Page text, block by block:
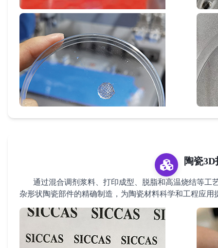
陶瓷
通过混合调剂浆料、打印成型、脱脂和高温烧结等工
杂形状陶瓷部件的精确制造，为陶瓷材料科学和工程应用